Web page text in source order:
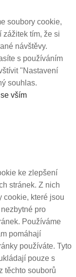
soubory cookie,
tím, že si
návštěvy.
s používáním
"Nastavení
souhlas.
vším
ke zlepšení
stránek. Z nich
cookie, které jsou
pro
Používáme
pomáhají
používáte. Tyto
pouze s
těchto souborů